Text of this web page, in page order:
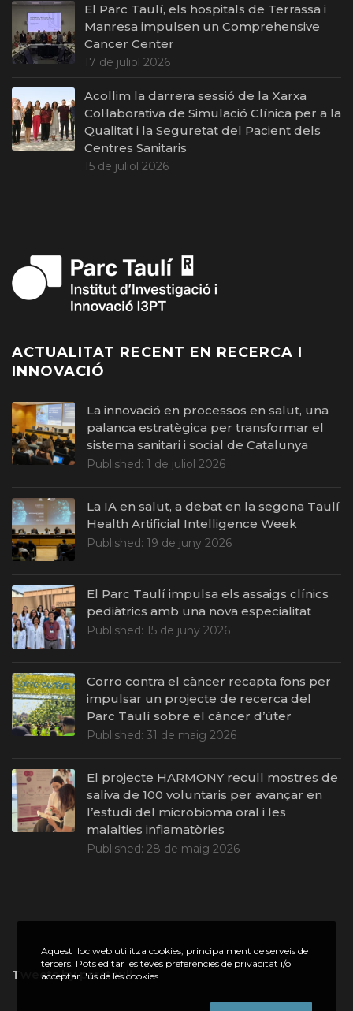
El Parc Taulí, els hospitals de Terrassa i
Manresa impulsen un Comprehensive
Cancer Center
17 de juliol 2026
Acollim la darrera sessió de la Xarxa
Col·laborativa de Simulació Clínica per a la
Qualitat i la Seguretat del Pacient dels
Centres Sanitaris
15 de juliol 2026
ACTUALITAT RECENT EN RECERCA I
INNOVACIÓ
La innovació en processos en salut, una
palanca estratègica per transformar el
sistema sanitari i social de Catalunya
Published: 1 de juliol 2026
La IA en salut, a debat en la segona Taulí
Health Artificial Intelligence Week
Published: 19 de juny 2026
El Parc Taulí impulsa els assaigs clínics
pediàtrics amb una nova especialitat
Published: 15 de juny 2026
Corro contra el càncer recapta fons per
impulsar un projecte de recerca del
Parc Taulí sobre el càncer d’úter
Published: 31 de maig 2026
El projecte HARMONY recull mostres de
saliva de 100 voluntaris per avançar en
l’estudi del microbioma oral i les
malalties inflamatòries
Published: 28 de maig 2026
Tweets by parctauli
Aquest lloc web utilitza cookies, principalment de serveis de
tercers. Pots editar les teves preferències de privacitat i/o
acceptar l'ús de les cookies.